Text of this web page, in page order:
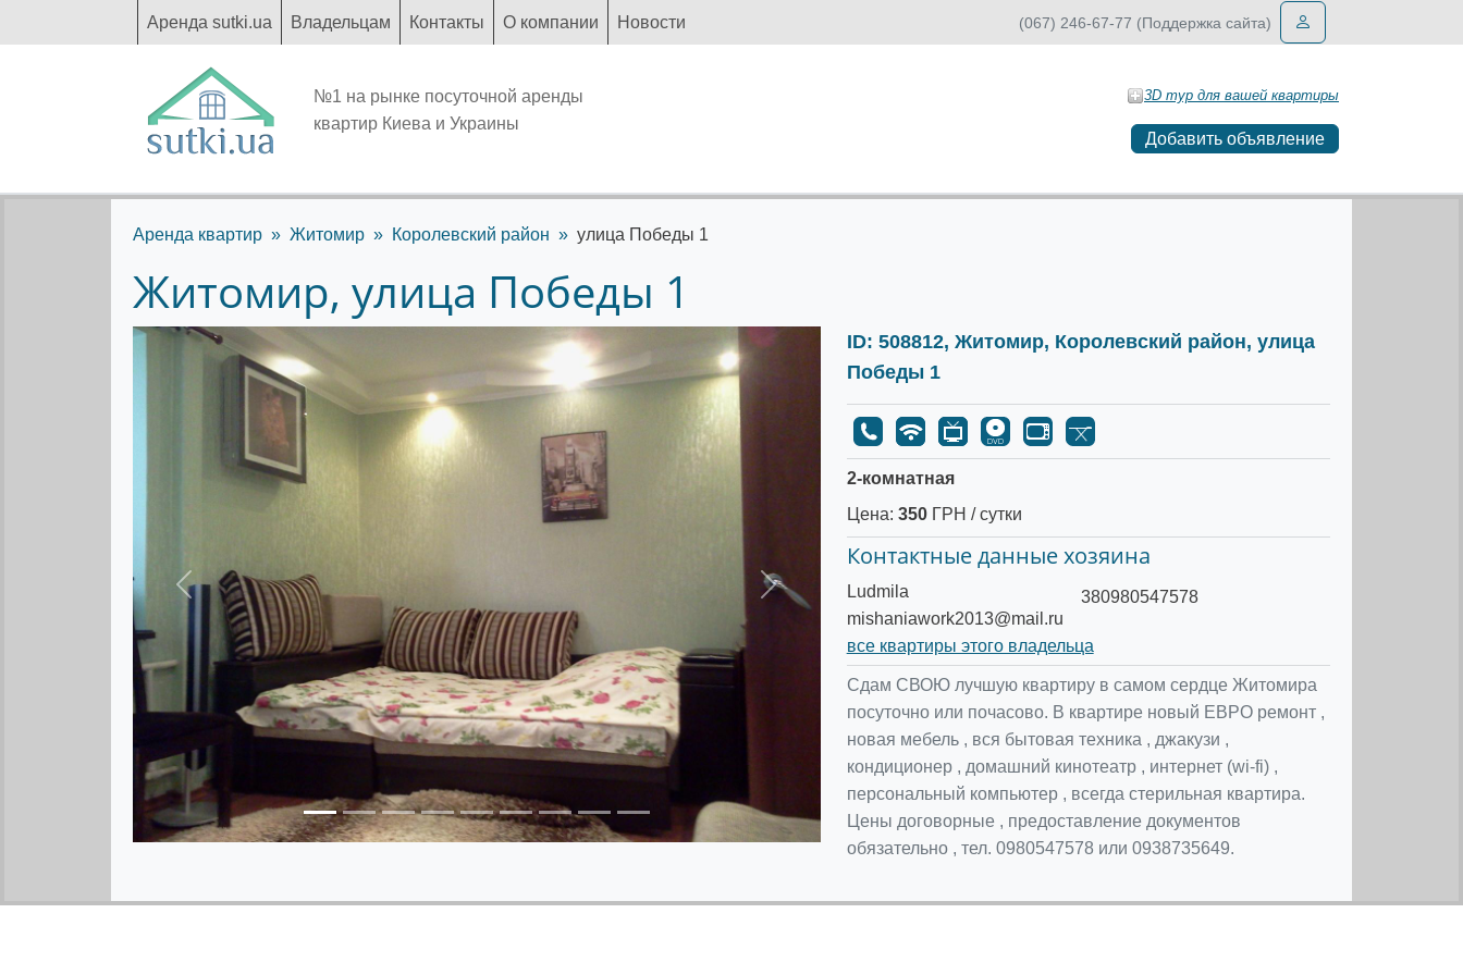
Аренда sutki.ua Владельцам Контакты О компании Новости (067) 246-67-77 (Поддержка сайта)
№1 на рынке посуточной аренды
квартир Киева и Украины
3D тур для вашей квартиры
Добавить объявление
Аренда квартир Житомир Королевский район улица Победы 1
Житомир, улица Победы 1
Предыдущее Следующее
ID: 508812, Житомир, Королевский район, улица
Победы 1
2-комнатная
Цена: 350ГРН / сутки
Контактные данные хозяина
Ludmila
mishaniawork2013@mail.ru
380980547578
все квартиры этого владельца
Сдам СВОЮ лучшую квартиру в самом сердце Житомира
посуточно или почасово. В квартире новый ЕВРО ремонт ,
новая мебель , вся бытовая техника , джакузи ,
кондиционер , домашний кинотеатр , интернет (wi-fi) ,
персональный компьютер , всегда стерильная квартира.
Цены договорные , предоставление документов
обязательно , тел. 0980547578 или 0938735649.